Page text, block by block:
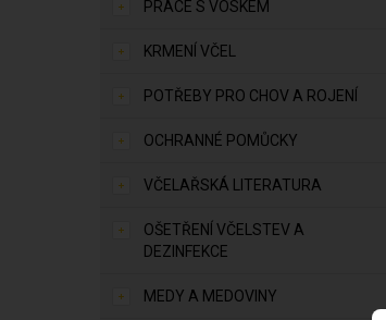
PRÁCE S VOSKEM
KRMENÍ VČEL
POTŘEBY PRO CHOV A ROJENÍ
OCHRANNÉ POMŮCKY
VČELAŘSKÁ LITERATURA
OŠETŘENÍ VČELSTEV A
DEZINFEKCE
MEDY A MEDOVINY